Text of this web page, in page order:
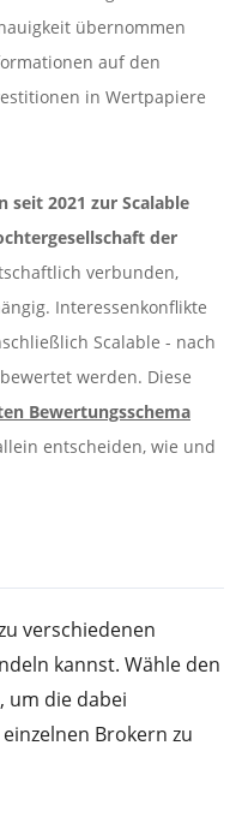
übernommen
auf den
in Wertpapiere
seit 2021 zur Scalable
der
verbunden,
Interessenkonflikte
Scalable - nach
werden. Diese
Bewertungsschema
entscheiden, wie und
verschiedenen
kannst. Wähle den
um die dabei
Brokern zu